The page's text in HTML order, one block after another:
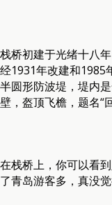
栈桥初建于光绪十八
经1931年改建和1985
半圆形防波堤，堤内
壁，盔顶飞檐，题名“
在栈桥上，你可以看
了青岛游客多，真没